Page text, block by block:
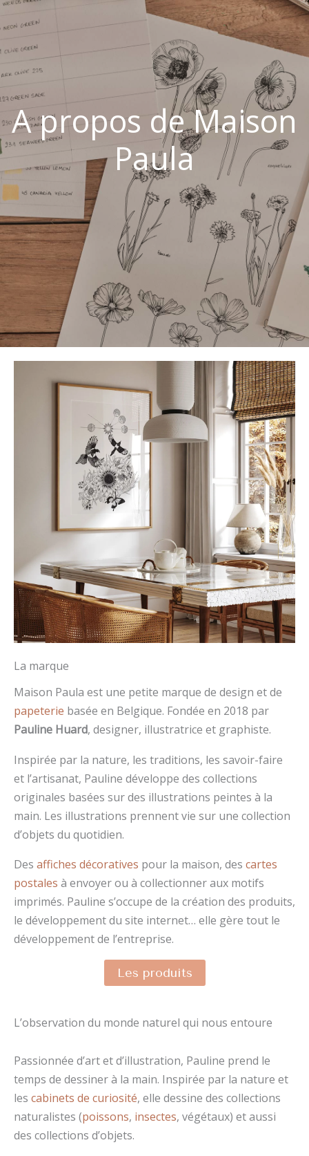
A propos de Maison
Paula
La marque
Maison Paula est une petite marque de design et de
papeterie basée en Belgique. Fondée en 2018 par
Pauline Huard, designer, illustratrice et graphiste.
Inspirée par la nature, les traditions, les savoir-faire
et l’artisanat, Pauline développe des collections
originales basées sur des illustrations peintes à la
main. Les illustrations prennent vie sur une collection
d’objets du quotidien.
Des affiches décoratives pour la maison, des cartes
postales à envoyer ou à collectionner aux motifs
imprimés. Pauline s’occupe de la création des produits,
le développement du site internet… elle gère tout le
développement de l’entreprise.
Les produits
L’observation du monde naturel qui nous entoure
Passionnée d’art et d’illustration, Pauline prend le
temps de dessiner à la main. Inspirée par la nature et
les cabinets de curiosité, elle dessine des collections
naturalistes (poissons, insectes, végétaux) et aussi
des collections d’objets.